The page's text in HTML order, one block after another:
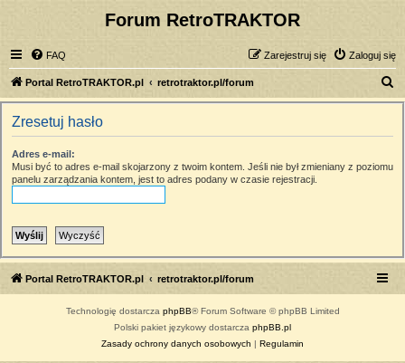
Forum RetroTRAKTOR
FAQ Zaloguj się
Zarejestruj się
Portal RetroTRAKTOR.pl retrotraktor.pl/forum
z
Zresetuj hasło
Adres e-mail:
Musi być to adres e-mail skojarzony z twoim kontem. Jeśli nie był zmieniany z poziomu
panelu zarządzania kontem, jest to adres podany w czasie rejestracji.
Portal RetroTRAKTOR.pl retrotraktor.pl/forum
Technologię dostarcza phpBB® Forum Software © phpBB Limited
Polski pakiet językowy dostarcza phpBB.pl
Zasady ochrony danych osobowych | Regulamin